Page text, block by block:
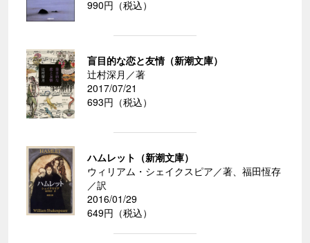
990円（税込）
盲目的な恋と友情（新潮文庫）
辻村深月／著
2017/07/21
693円（税込）
ハムレット（新潮文庫）
ウィリアム・シェイクスピア／著、福田恆存
／訳
2016/01/29
649円（税込）